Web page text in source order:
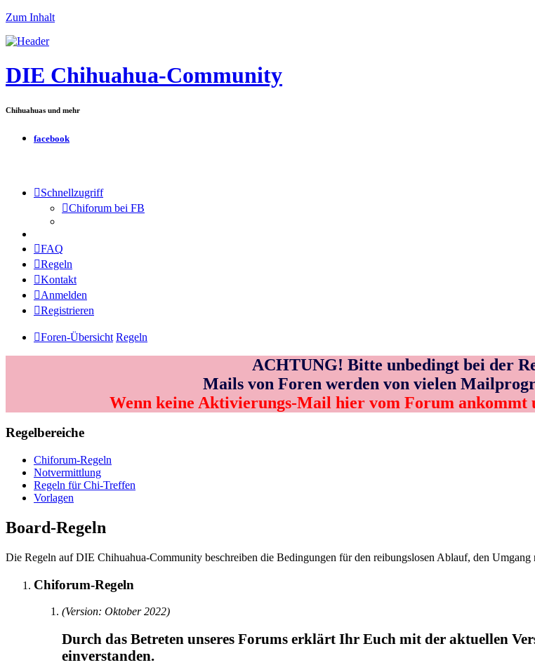
Zum Inhalt
DIE Chihuahua-Community
Chihuahuas und mehr
facebook
Schnellzugriff
Chiforum bei FB
FAQ
Regeln
Kontakt
Anmelden
Registrieren
Foren-Übersicht Regeln
ACHTUNG! Bitte unbedingt bei der
Mails von Foren werden von vielen
Wenn keine Aktivierungs-Mail hier vom Forum ankommt
Regelbereiche
Chiforum-Regeln
Notvermittlung
Regeln für Chi-Treffen
Vorlagen
Board-Regeln
Die Regeln auf DIE Chihuahua-Community beschreiben die Bedingungen für den reibungslosen Ablauf, den
Chiforum-Regeln
(Version: Oktober 2022)
Durch das Betreten unseres Forums erklärt Ihr Euch mit der aktuellen
einverstanden.